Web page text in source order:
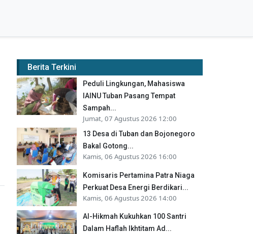
Berita Terkini
Peduli Lingkungan, Mahasiswa
IAINU Tuban Pasang Tempat
Sampah...
Jumat, 07 Agustus 2026 12:00
13 Desa di Tuban dan Bojonegoro
Bakal Gotong...
Kamis, 06 Agustus 2026 16:00
Komisaris Pertamina Patra Niaga
Perkuat Desa Energi Berdikari...
Kamis, 06 Agustus 2026 14:00
Al-Hikmah Kukuhkan 100 Santri
Dalam Haflah Ikhtitam Ad...